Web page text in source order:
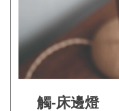
觸-床邊燈